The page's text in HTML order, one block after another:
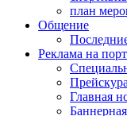
план
Общение
Реклама на
Главная